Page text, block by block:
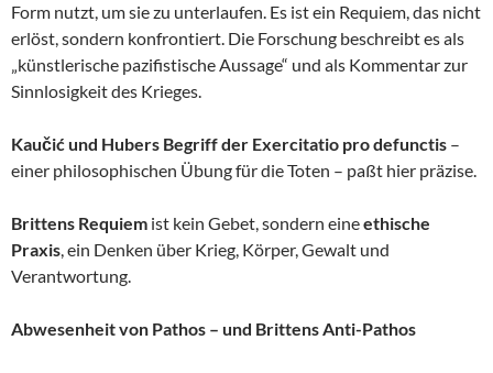
Form nutzt, um sie zu unterlaufen. Es ist ein Requiem, das nicht
erlöst, sondern konfrontiert. Die Forschung beschreibt es als
„künstlerische pazifistische Aussage“ und als Kommentar zur
Sinnlosigkeit des Krieges.
Kaučić und Hubers Begriff der Exercitatio pro defunctis –
einer philosophischen Übung für die Toten – paßt hier präzise.
Brittens Requiem ist kein Gebet, sondern eineethische
Praxis, ein Denken über Krieg, Körper, Gewalt und
Verantwortung.
Abwesenheit von Pathos – und Brittens Anti-Pathos